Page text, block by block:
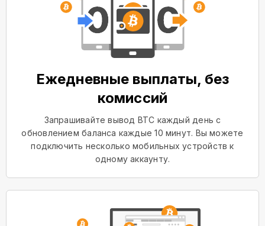
Ежедневные выплаты, без
комиссий
Запрашивайте вывод BTC каждый день с
обновлением баланса каждые 10 минут. Вы можете
подключить несколько мобильных устройств к
одному аккаунту.